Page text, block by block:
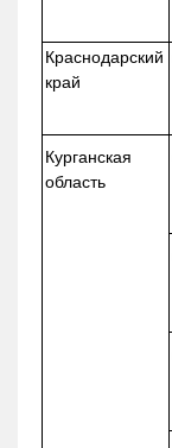
Краснодарский
край
Курганская
область